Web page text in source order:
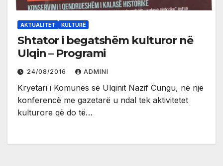
AKTUALITET KULTURË
Shtator i begatshëm kulturor në
Ulqin – Programi
24/08/2016 ADMINI
Kryetari i Komunës së Ulqinit Nazif Cungu, në një
konferencë me gazetarë u ndal tek aktivitetet
kulturore që do të…